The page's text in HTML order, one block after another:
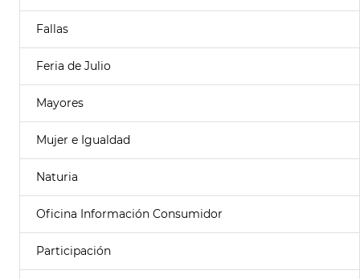
Fallas
Feria de Julio
Mayores
Mujer e Igualdad
Naturia
Oficina Información Consumidor
Participación